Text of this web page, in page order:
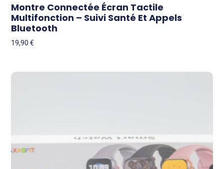
Montre Connectée Écran Tactile
Multifonction – Suivi Santé Et Appels
Bluetooth
19,90€